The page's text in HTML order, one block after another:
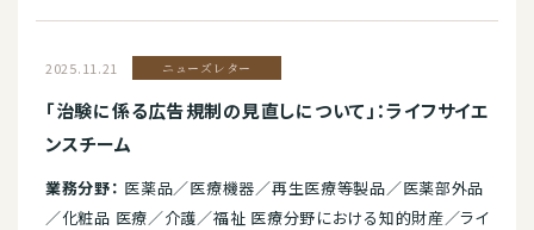
2025.11.21 ニューズレター
「治験に係る広告規制の見直しについて」：ライフサイエ
ンスチーム
業務分野： 医薬品／医療機器／再生医療等製品／医薬部外品
／化粧品 医療／介護／福祉 医療分野における知的財産／ライ